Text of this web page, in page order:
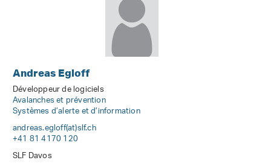
Andreas Egloff
Développeur de logiciels
Avalanches et prévention
Systèmes d’alerte et d’information
andreas.egloff(at)slf.ch
+41 81 4170 120
SLF Davos